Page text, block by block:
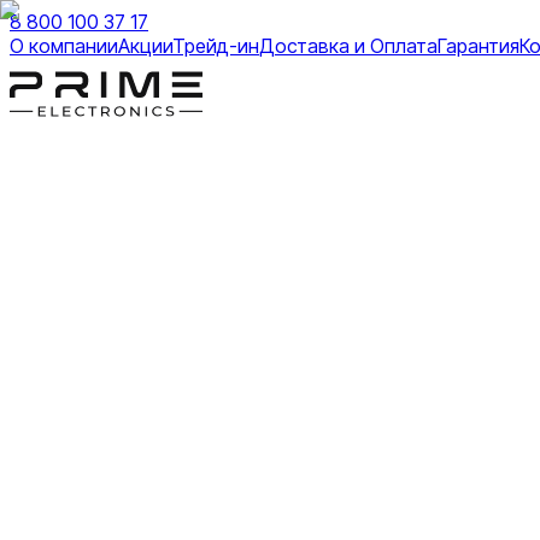
8 800 100 37 17
О компанииАкцииТрейд-инДоставка и ОплатаГарантия